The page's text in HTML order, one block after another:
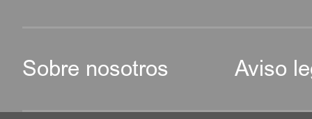
Sobre nosotros Aviso